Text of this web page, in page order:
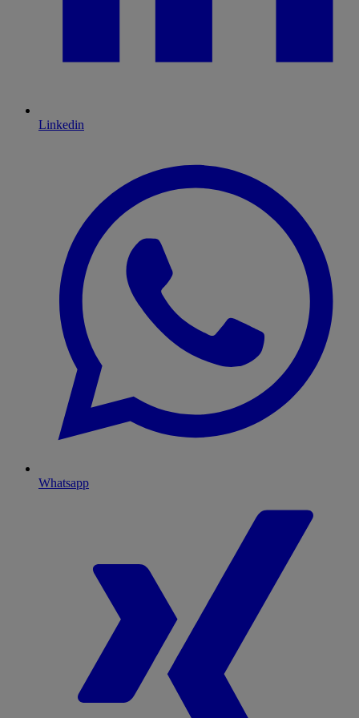
Linkedin
Whatsapp